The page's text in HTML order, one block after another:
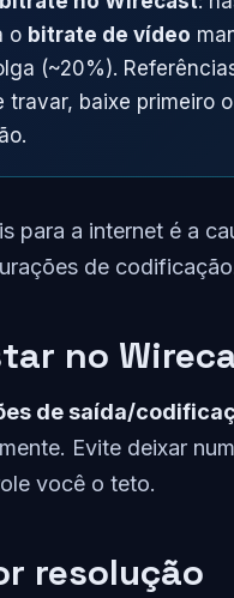
o bitrate de vídeo
(~20%).
travar, baixe primeiro
para a internet é a
de
no
de saída/
Evite deixar
você o teto.
resolução